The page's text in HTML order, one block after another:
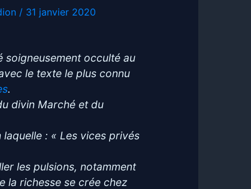
/ 31 janvier 2020
soigneusement occulté au
le texte le plus connu
.
divin Marché et du
: « Les vices privés
les pulsions, notamment
la richesse se crée chez